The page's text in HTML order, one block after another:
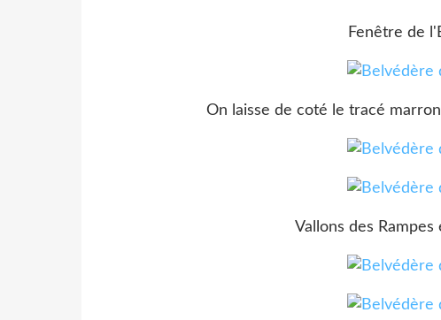
Fenêtre de
On laisse de coté le tracé
Vallons des